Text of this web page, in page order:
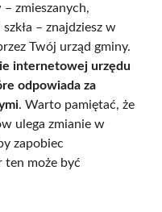
zmieszanych,
– znajdziesz w
Twój urząd gminy.
internetowej urzędu
odpowiada za
. Warto pamiętać, że
ulega zmianie w
zapobiec
ten może być